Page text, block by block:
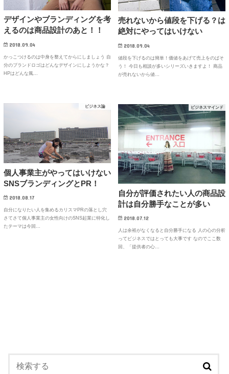
デザインやブランディングを考
えるのは商品設計のあと！！
2018.09.04
かっこつけるのは中身を整えてからにしましょう 自
分のブランドロゴはどんなデザインにしようかな？
HPはどんな風…
売れないから値段を下げる？は
絶対にやってはいけない
2018.09.04
値段を下げるのは簡単！価値をあげて売上をのばそ
う！ 今日も相談が多いシリーズいきますよ！ 商品
が売れないから値…
ビジネス論
個人事業主がやってはいけない
SNSブランディングとPR！
2018.08.17
自分になりたい人を集めるカリスマPRの落とし穴
さてさて個人事業主の女性向けのSNS起業に特化し
たテーマは今回…
ビジネスマインド
自分が評価されたい人の商品設
計は自分勝手なことが多い
2018.07.12
人は余裕がなくなると自分勝手になる 人の心の分析
ってビジネスではとっても大事です なのでここ数
回、「提供者の心…